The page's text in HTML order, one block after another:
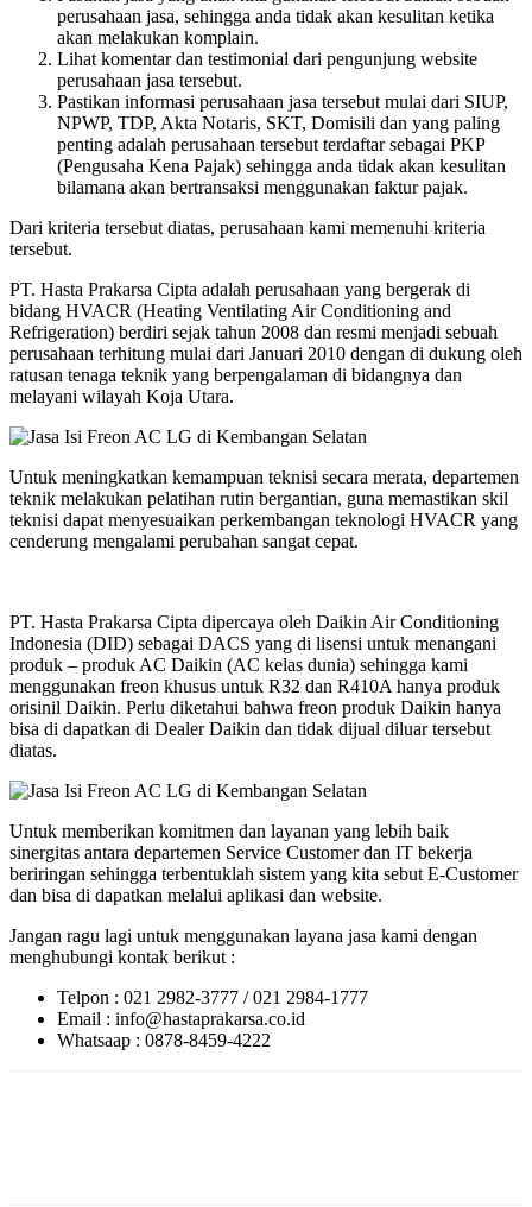
perusahaan jasa, sehingga anda tidak akan kesulitan ketika
akan melakukan komplain.
Lihat komentar dan testimonial dari pengunjung website
perusahaan jasa tersebut.
Pastikan informasi perusahaan jasa tersebut mulai dari SIUP,
NPWP, TDP, Akta Notaris, SKT, Domisili dan yang paling
penting adalah perusahaan tersebut terdaftar sebagai PKP
(Pengusaha Kena Pajak) sehingga anda tidak akan kesulitan
bilamana akan bertransaksi menggunakan faktur pajak.
Dari kriteria tersebut diatas, perusahaan kami memenuhi kriteria
tersebut.
PT. Hasta Prakarsa Cipta adalah perusahaan yang bergerak di
bidang HVACR (Heating Ventilating Air Conditioning and
Refrigeration) berdiri sejak tahun 2008 dan resmi menjadi sebuah
perusahaan terhitung mulai dari Januari 2010 dengan di dukung oleh
ratusan tenaga teknik yang berpengalaman di bidangnya dan
melayani wilayah Koja Utara.
Untuk meningkatkan kemampuan teknisi secara merata, departemen
teknik melakukan pelatihan rutin bergantian, guna memastikan skil
teknisi dapat menyesuaikan perkembangan teknologi HVACR yang
cenderung mengalami perubahan sangat cepat.
PT. Hasta Prakarsa Cipta dipercaya oleh Daikin Air Conditioning
Indonesia (DID) sebagai DACS yang di lisensi untuk menangani
produk – produk AC Daikin (AC kelas dunia) sehingga kami
menggunakan freon khusus untuk R32 dan R410A hanya produk
orisinil Daikin. Perlu diketahui bahwa freon produk Daikin hanya
bisa di dapatkan di Dealer Daikin dan tidak dijual diluar tersebut
diatas.
Untuk memberikan komitmen dan layanan yang lebih baik
sinergitas antara departemen Service Customer dan IT bekerja
beriringan sehingga terbentuklah sistem yang kita sebut E-Customer
dan bisa di dapatkan melalui aplikasi dan website.
Jangan ragu lagi untuk menggunakan layana jasa kami dengan
menghubungi kontak berikut :
Telpon : 021 2982-3777 / 021 2984-1777
Email : info@hastaprakarsa.co.id
Whatsaap : 0878-8459-4222